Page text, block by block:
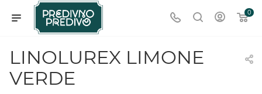
0
LINOLUREX LIMONE
VERDE